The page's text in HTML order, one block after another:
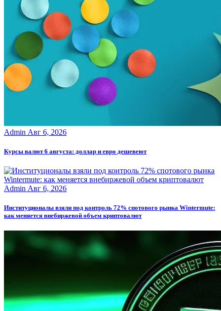
Admin Авг 6, 2026
Курсы валют 6 августа: доллар и евро дешевеют
Admin Авг 6, 2026
Институционалы взяли под контроль 72% спотового рынка Wintermute:
как меняется внебиржевой объем криптовалют